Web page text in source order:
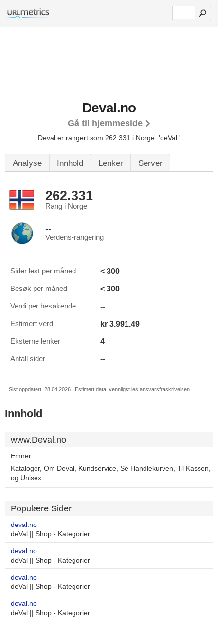
Deval.no
Gå til hjemmeside
Deval er rangert som 262.331 i Norge. 'deVal.'
Analyse Innhold Lenker Server
262.331
Rang i Norge
--
Verdens-rangering
Sider lest per måned < 300
Besøk per måned < 300
Verdi per besøkende --
Estimert verdi kr 3.991,49
Eksterne lenker 4
Antall sider --
Sist oppdatert: 28.04.2026 . Estimert data, vennligst les ansvarsfraskrivelsen.
Innhold
www.Deval.no
Emner:
Kataloger, Om Deval, Kundservice, Se Handlekurven, Til Kassen,
og Unisex.
Populære Sider
deval.no
deVal || Shop - Kategorier
deval.no
deVal || Shop - Kategorier
deval.no
deVal || Shop - Kategorier
deval.no
deVal || Shop - Kategorier